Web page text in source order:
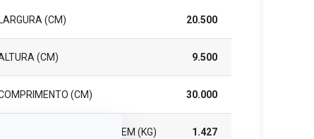
LARGURA (CM) 20.500
(CM) 9.500
(CM) 30.000
PESO INCLUINDO EMBALAGEM (KG) 1.427